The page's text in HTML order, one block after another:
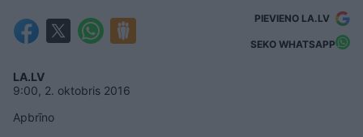
PIEVIENO LA.LV
SEKO WHATSAPP
LA.LV
9:00, 2. oktobris 2016
Apbrīno